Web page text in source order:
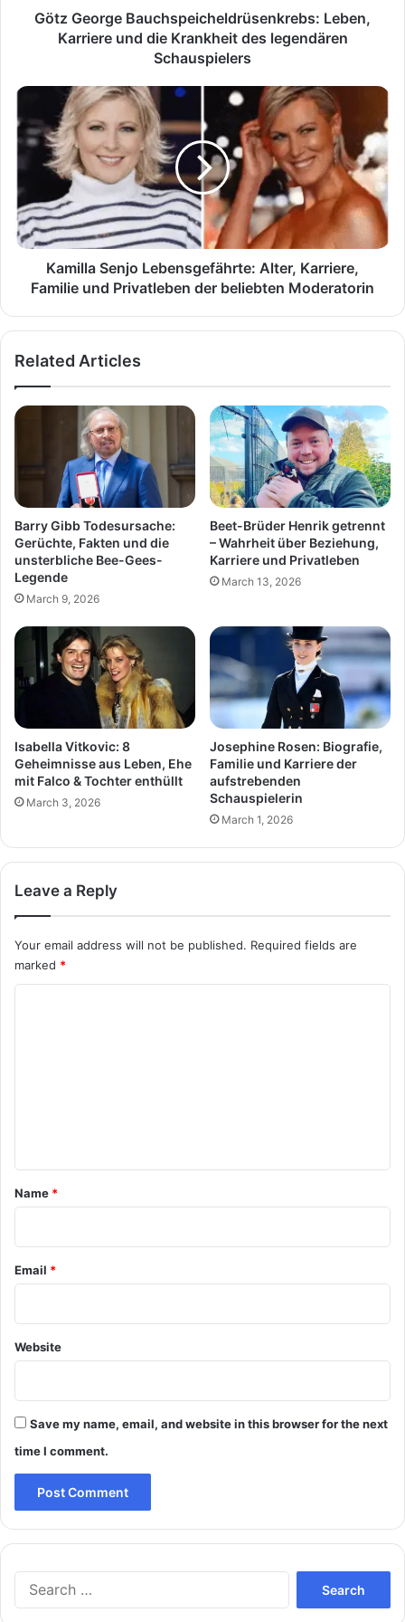
legendären
Schauspielers
Götz George Bauchspeicheldrüsenkrebs: Leben,
Karriere und die Krankheit des legendären
Schauspielers
Kamilla
Senjo
Lebensgefährte:
Alter,
Karriere,
Familie
und
Privatleben
der
beliebten
Moderatorin
Kamilla Senjo Lebensgefährte: Alter, Karriere,
Familie und Privatleben der beliebten Moderatorin
Related Articles
Barry Gibb Todesursache:
Gerüchte, Fakten und die
unsterbliche Bee-Gees-
Legende
March 9, 2026
Beet-Brüder Henrik getrennt
– Wahrheit über Beziehung,
Karriere und Privatleben
March 13, 2026
Isabella Vitkovic: 8
Geheimnisse aus Leben, Ehe
mit Falco & Tochter enthüllt
March 3, 2026
Josephine Rosen: Biografie,
Familie und Karriere der
aufstrebenden
Schauspielerin
March 1, 2026
Leave a Reply
Your email address will not be published. Required fields are
marked *
*
Name *
Email *
Website
Save my name, email, and website in this browser for the next
time I comment.